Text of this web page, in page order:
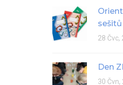
28 Čvc,
Den
30 Čvn,